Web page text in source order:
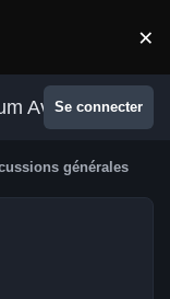
×
AvexSe connecter
générales